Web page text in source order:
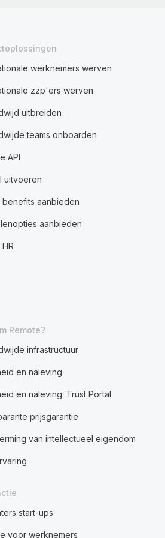
werknemers werven
zzp'ers werven
uitbreiden
teams onboarden
API
uitvoeren
benefits aanbieden
aanbieden
Remote?
infrastructuur
en naleving
en naleving: Trust Portal
prijsgarantie
van intellectueel eigendom
start-ups
voor werknemers